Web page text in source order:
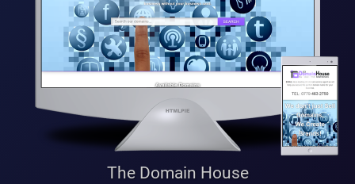
The Domain House